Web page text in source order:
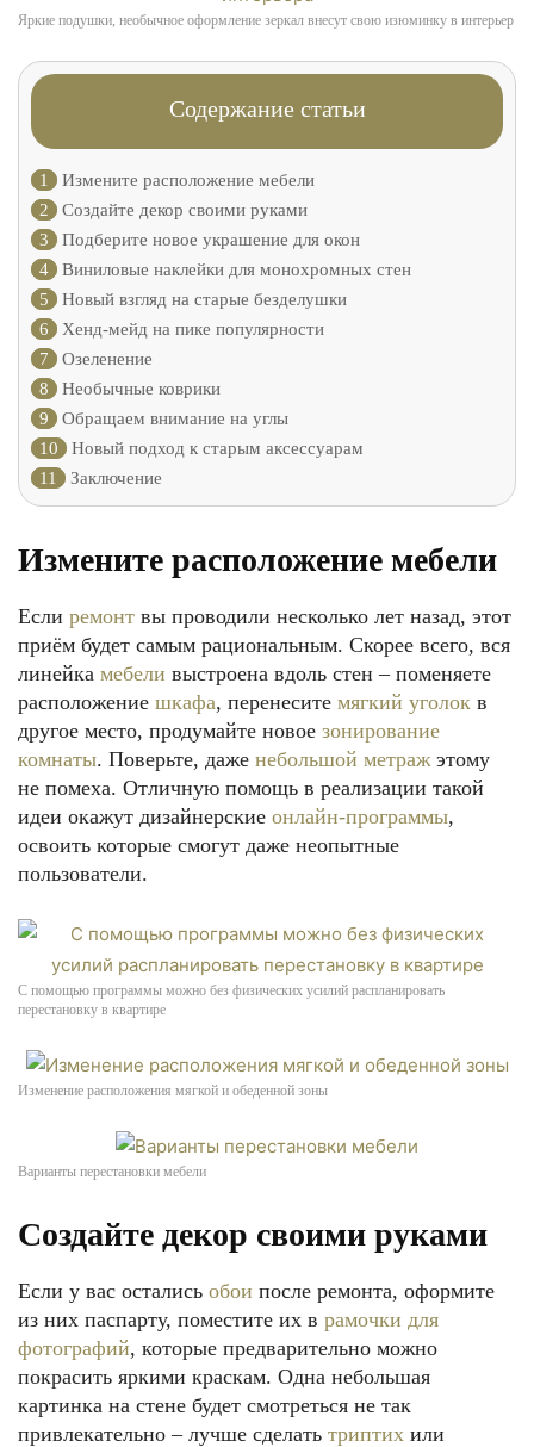
Яркие подушки, необычное оформление зеркал внесут свою изюминку в интерьер
Содержание статьи
1
Измените расположение мебели
2
Создайте декор своими руками
3
Подберите новое украшение для окон
4
Виниловые наклейки для монохромных стен
5
Новый взгляд на старые безделушки
6
Хенд-мейд на пике популярности
7
Озеленение
8
Необычные коврики
9
Обращаем внимание на углы
10
Новый подход к старым аксессуарам
11
Заключение
Измените расположение мебели
Если ремонт вы проводили несколько лет назад, этот
приём будет самым рациональным. Скорее всего, вся
линейка мебели выстроена вдоль стен – поменяете
расположение шкафа, перенесите мягкий уголок в
другое место, продумайте новое зонирование
комнаты. Поверьте, даже небольшой метражэтому
не помеха. Отличную помощь в реализации такой
идеи окажут дизайнерские онлайн-программы,
освоить которые смогут даже неопытные
пользователи.
С помощью программы можно без физических усилий распланировать
перестановку в квартире
Изменение расположения мягкой и обеденной зоны
Варианты перестановки мебели
Создайте декор своими руками
Если у вас остались обои после ремонта, оформите
из них паспарту, поместите их в рамочки для
фотографий, которые предварительно можно
покрасить яркими краскам. Одна небольшая
картинка на стене будет смотреться не так
привлекательно – лучше сделать триптих или